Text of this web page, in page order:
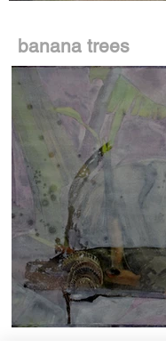
banana trees